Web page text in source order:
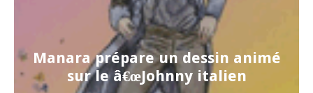
Manara prépare un dessin animé
sur le â€œJohnny italien